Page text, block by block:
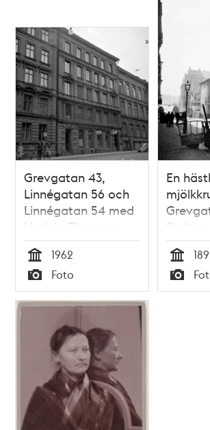
Grevgatan 43,
Linnégatan 56 och
Linnégatan 54 med
Hedvig Eleonora
folkskola
Tid
1962
Typ
Foto
En
Skylten
hörnet
Tid
Typ